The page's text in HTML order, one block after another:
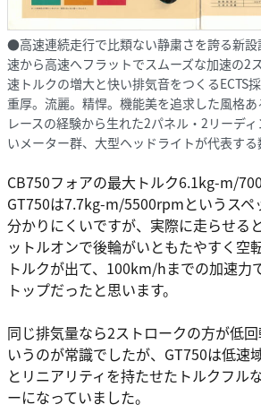
●高速連続走行で比類ない静粛さを誇る新
速から高速へフラットでスムーズな加速の
速トルクの増大と快い排気音をつくるECTS
重厚。流麗。精悍。機能美を追求した風格
レースの経験から生れた2パネル・2リーデ
いメーター群、大型ヘッドライトが代表する
CB750フォアの最大トルク6.1kg-m/
GT750は7.7kg-m/5500rpmというスペ
分かりにくいですが、実際に走らせる
ットルオンで後輪がいともたやすく空
トルクが出て、100km/hまでの加速力
トップだったと思います。
同じ排気量なら2ストロークの方が低
いうのが常識でしたが、GT750は低速
とリニアリティを持たせたトルクフル
ーになっていました。